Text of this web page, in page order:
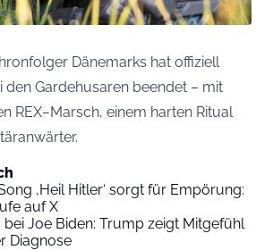
Dänemarks hat offiziell
den Gardehusaren beendet – mit
REX–Marsch, einem harten Ritual
‚Heil Hitler‘ sorgt für Empörung:
auf X
Joe Biden: Trump zeigt Mitgefühl
Diagnose